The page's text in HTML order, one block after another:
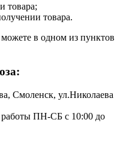
товара;
товара.
в одном из пунктов
Смоленск, ул.Николаева
ПН-СБ с 10:00 до